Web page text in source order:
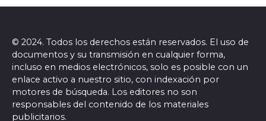
© 2024. Todos los derechos están reservados. El uso de
documentos y su transmisión en cualquier forma,
incluso en medios electrónicos, solo es posible con un
enlace activo a nuestro sitio, con indexación por
motores de búsqueda. Los editores no son
responsables del contenido de los materiales
publicitarios.